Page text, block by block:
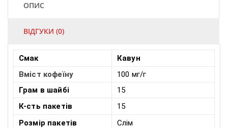
ОПИС
ВІДГУКИ (0)
Смак
Кавун
Вміст кофеїну
100 мг/г
Грам в шайбі
15
К-сть пакетів
15
Розмір пакетів
Слім